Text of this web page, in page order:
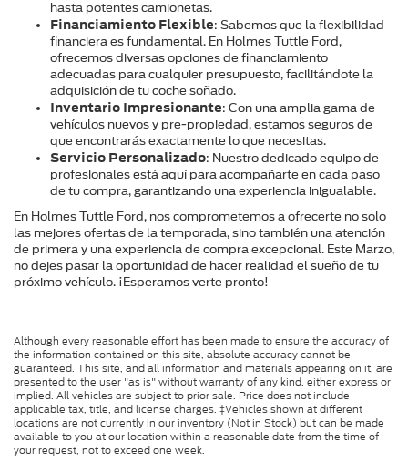
hasta potentes camionetas.
Financiamiento Flexible: Sabemos que la flexibilidad
financiera es fundamental. En Holmes Tuttle Ford,
ofrecemos diversas opciones de financiamiento
adecuadas para cualquier presupuesto, facilitándote la
adquisición de tu coche soñado.
Inventario Impresionante: Con una amplia gama de
vehículos nuevos y pre-propiedad, estamos seguros de
que encontrarás exactamente lo que necesitas.
Servicio Personalizado: Nuestro dedicado equipo de
profesionales está aquí para acompañarte en cada paso
de tu compra, garantizando una experiencia inigualable.
En Holmes Tuttle Ford, nos comprometemos a ofrecerte no solo
las mejores ofertas de la temporada, sino también una atención
de primera y una experiencia de compra excepcional. Este Marzo,
no dejes pasar la oportunidad de hacer realidad el sueño de tu
próximo vehículo. ¡Esperamos verte pronto!
Although every reasonable effort has been made to ensure the accuracy of
the information contained on this site, absolute accuracy cannot be
guaranteed. This site, and all information and materials appearing on it, are
presented to the user "as is" without warranty of any kind, either express or
implied. All vehicles are subject to prior sale. Price does not include
applicable tax, title, and license charges. ‡Vehicles shown at different
locations are not currently in our inventory (Not in Stock) but can be made
available to you at our location within a reasonable date from the time of
your request, not to exceed one week.